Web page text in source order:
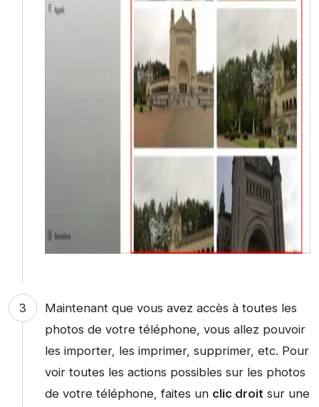
Maintenant que vous avez accès à toutes les
photos de votre téléphone, vous allez pouvoir
les importer, les imprimer, supprimer, etc. Pour
voir toutes les actions possibles sur les photos
de votre téléphone, faites un clic droit sur une